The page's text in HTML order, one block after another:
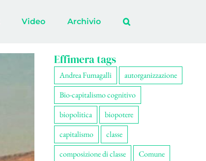
Video Archivio
Effimera tags
Andrea Fumagalli
autorganizzazione
Bio-capitalismo cognitivo
biopolitica
biopotere
capitalismo
classe
composizione di classe
Comune